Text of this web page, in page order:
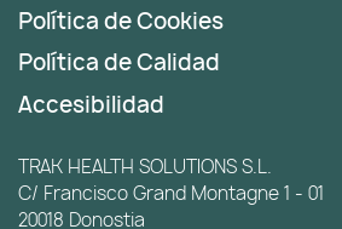
Política de Cookies
Política de Calidad
Accesibilidad
TRAK HEALTH SOLUTIONS S.L.
C/ Francisco Grand Montagne 1 - 01
20018 Donostia